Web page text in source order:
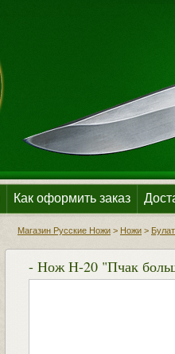
Как оформить заказ
Магазин Русские Ножи > Ножи >
- Нож Н-20 "Пчак